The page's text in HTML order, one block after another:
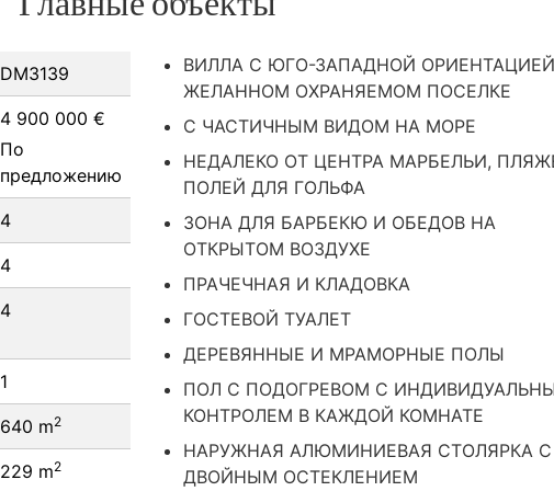
DM3139
4 900 000 €
По
предложению
4
4
4
1
640 m2
229 m2
ВИЛЛА С ЮГО-ЗАПАДНОЙ
ЖЕЛАННОМ ОХРАНЯЕМОМ ПОСЕЛКЕ
С ЧАСТИЧНЫМ ВИДОМ НА МОРЕ
НЕДАЛЕКО ОТ ЦЕНТРА МАРБЕЛЬИ,
ПОЛЕЙ ДЛЯ ГОЛЬФА
ЗОНА ДЛЯ БАРБЕКЮ И ОБЕДОВ НА
ОТКРЫТОМ ВОЗДУХЕ
ПРАЧЕЧНАЯ И КЛАДОВКА
ГОСТЕВОЙ ТУАЛЕТ
ДЕРЕВЯННЫЕ И МРАМОРНЫЕ ПОЛЫ
ПОЛ С ПОДОГРЕВОМ С
КОНТРОЛЕМ В КАЖДОЙ КОМНАТЕ
НАРУЖНАЯ АЛЮМИНИЕВАЯ СТОЛЯРКА С
ДВОЙНЫМ ОСТЕКЛЕНИЕМ